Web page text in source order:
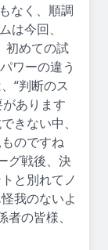
なく、順調
は今回、
初めての試
ワーの違う
“判断のス
があります
きない中、
のですね
グ戦後、決
と別れてノ
我のないよ
の皆様、